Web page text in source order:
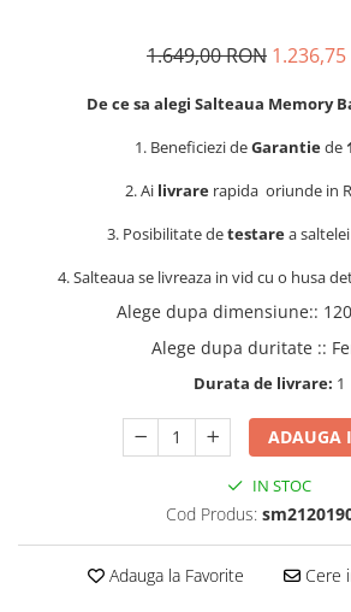
1.649,00 RON 1.236,75
De ce sa alegi Salteaua Memory
1. Beneficiezi deGarantiede
2. Ai livrare rapida oriunde in
3. Posibilitate detestarea saltelei
4. Salteaua se livreaza in vid cu o husa
Alege dupa dimensiune::
Alege dupa duritate ::
Durata de livrare: 1
ADAUGA
IN STOC
Cod Produs:
Adauga la Favorite Cere